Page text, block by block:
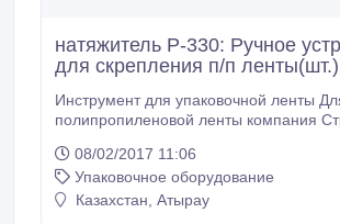
натяжитель Р-330: Ручное
для скрепления п/п ленты(шт.)
Инструмент для упаковочной ленты Для упаковки
полипропиленовой ленты компания
упаковочной ленты. Надежное
возможно при помощи скобы или
правило металлической пряжки. По
08/02/2017 11:06
Упаковочное оборудование
Казахстан, Атырау